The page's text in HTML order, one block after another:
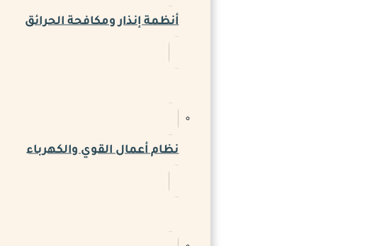
أنظمة إنذار ومكافحة الحرائق
نظام أعمال القوي والكهرباء